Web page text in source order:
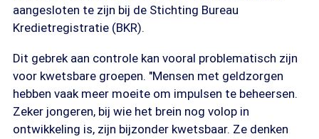
aangesloten te zijn bij de Stichting Bureau
Kredietregistratie (BKR).
Dit gebrek aan controle kan vooral problematisch zijn
voor kwetsbare groepen. "Mensen met geldzorgen
hebben vaak meer moeite om impulsen te beheersen.
Zeker jongeren, bij wie het brein nog volop in
ontwikkeling is, zijn bijzonder kwetsbaar. Ze denken